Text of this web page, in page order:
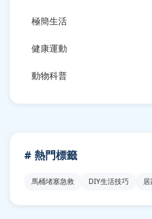
極簡生活
健康運動
動物科普
# 熱門標籤
馬桶堵塞急救 DIY生活技巧